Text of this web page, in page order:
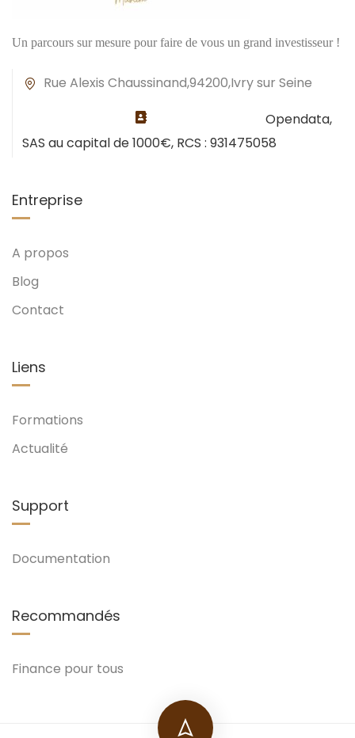
Un parcours sur mesure pour faire de vous un grand investisseur !
Rue Alexis Chaussinand,94200,Ivry sur Seine
Opendata,
SAS au capital de 1000€, RCS : 931475058
Entreprise
A propos
Blog
Contact
Liens
Formations
Actualité
Support
Documentation
Recommandés
Finance pour tous